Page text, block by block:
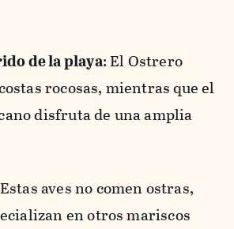
de la playa: El Ostrero
rocosas, mientras que el
disfruta de una amplia
aves no comen ostras,
en otros mariscos